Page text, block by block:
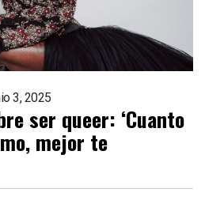
3, 2025
ser queer: ‘Cuanto
mejor te